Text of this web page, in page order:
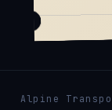
Alpine